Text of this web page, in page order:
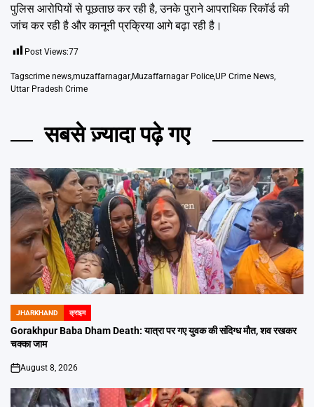
पुलिस आरोपियों से पूछताछ कर रही है, उनके पुराने आपराधिक रिकॉर्ड की
जांच कर रही है और कानूनी प्रक्रिया आगे बढ़ा रही है।
Post Views:77
Tagscrime news,muzaffarnagar,Muzaffarnagar Police,UP Crime News,
Uttar Pradesh Crime
सबसे ज़्यादा पढ़े गए
POSTED
IN
JHARKHAND क्राइम
Gorakhpur Baba Dham Death: यात्रा पर गए युवक की संदिग्ध मौत, शव रखकर
चक्का जाम
on
August 8, 2026